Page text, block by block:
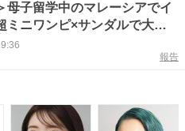
母子留学中のマレーシアでイ
ニワンピ×サンダルで大人
報告